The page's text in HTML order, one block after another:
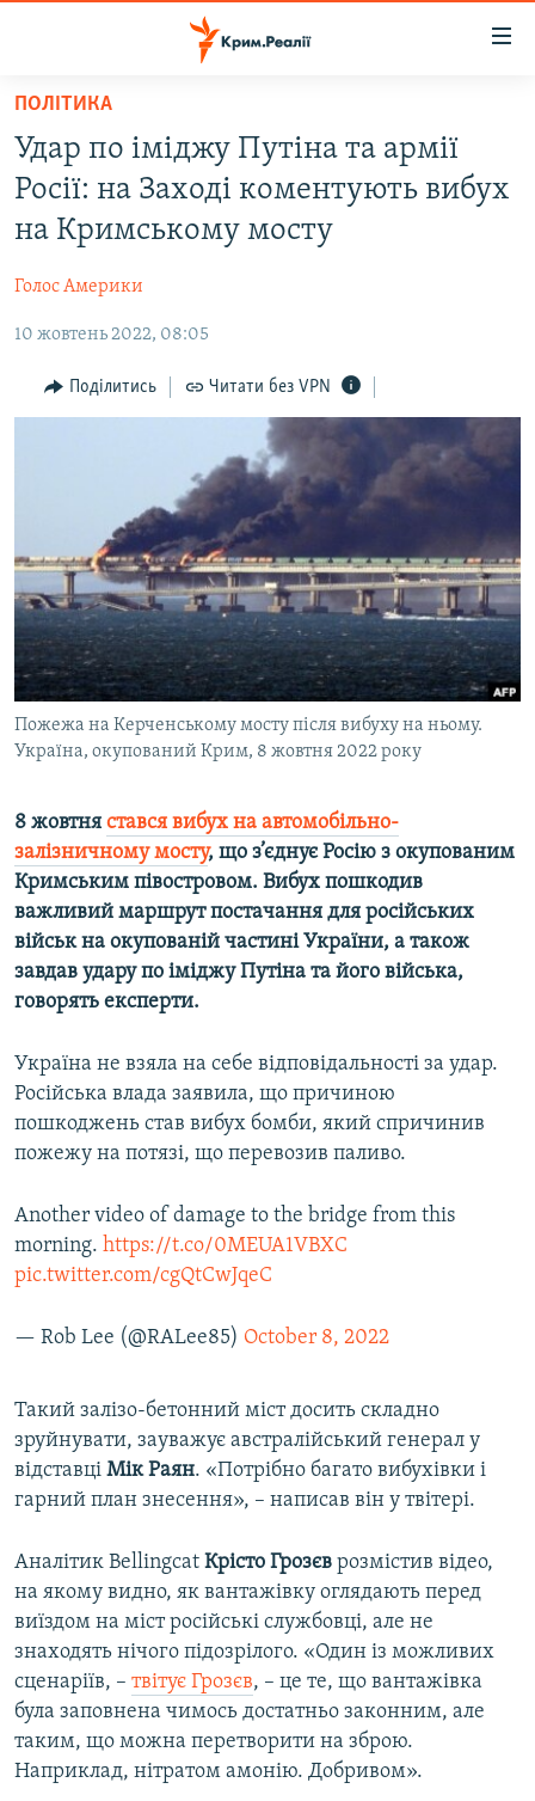
Перейти
основного
матеріалу
Перейти
до
основної
Перейти
пошуку
ВОДА.КРИМ
ВІДЕО ТА ФОТО
БЛОГИ
ПОГЛЯД
ІНТЕРВ'Ю
ВІДЕОУРОКИ «ELIFBE»
СВІДЧЕННЯ ОКУПАЦІЇ
УКРАЇНСЬКА ПРОБЛЕМА КРИМУ
ІНФОГРАФІКА
ЯК ОБІЙТИ БЛОКУВАННЯ
Русский
Qırımtatar
ДОЛУЧАЙСЯ!
ПОЛІТИКА
Удар по іміджу Путіна та армії
Росії: на Заході коментують вибух
на Кримському мосту
Голос Америки
10 жовтень 2022, 08:05
Поділитись Читати без VPN
Пожежа на Керченському мосту після вибуху на ньому.
Україна, окупований Крим, 8 жовтня 2022 року
8 жовтня стався вибух на автомобільно-
залізничному мосту, що з’єднує Росію з окупованим
Кримським півостровом. Вибух пошкодив
важливий маршрут постачання для російських
військ на окупованій частині України, а також
завдав удару по іміджу Путіна та його війська,
говорять експерти.
Україна не взяла на себе відповідальності за удар.
Російська влада заявила, що причиною
пошкоджень став вибух бомби, який спричинив
пожежу на потязі, що перевозив паливо.
Another video of damage to the bridge from this
morning. https://t.co/0MEUA1VBXC
pic.twitter.com/cgQtCwJqeC
— Rob Lee (@RALee85) October 8, 2022
Такий залізо-бетонний міст досить складно
зруйнувати, зауважує австралійський генерал у
відставці Мік Раян. «Потрібно багато вибухівки і
гарний план знесення», – написав він у твітері.
Аналітик Bellingcat Крісто Грозєв розмістив відео,
на якому видно, як вантажівку оглядають перед
виїздом на міст російські службовці, але не
знаходять нічого підозрілого. «Один із можливих
сценаріїв, – твітує Грозєв, – це те, що вантажівка
була заповнена чимось достатньо законним, але
таким, що можна перетворити на зброю.
Наприклад, нітратом амонію. Добривом».